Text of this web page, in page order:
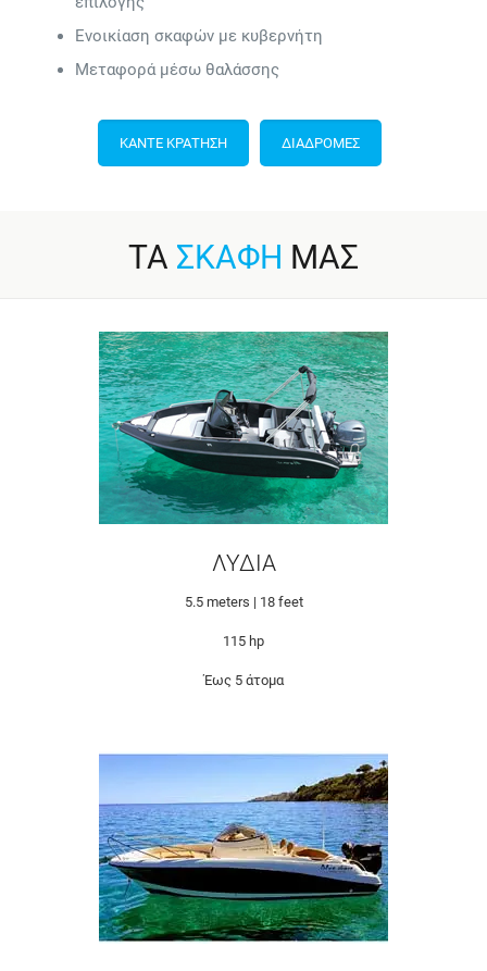
Ενοικίαση σκαφών με κυβερνήτη
Μεταφορά μέσω θαλάσσης
ΚΑΝΤΕ ΚΡΑΤΗΣΗ ΔΙΑΔΡΟΜΕΣ
ΤΑ ΣΚΑΦΗ ΜΑΣ
ΛΥΔΙΑ
5.5 meters | 18 feet
115 hp
Έως 5 άτομα